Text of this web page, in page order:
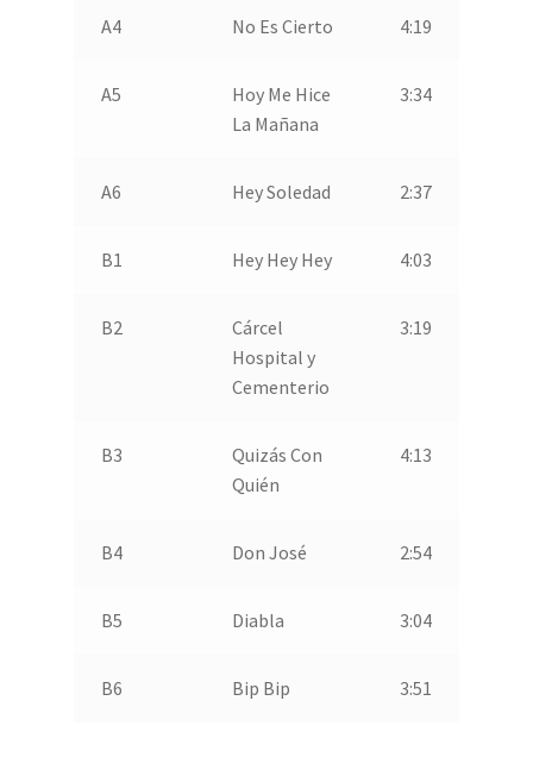
A4 No Es Cierto 4:19
A5
Hoy Me Hice
La Mañana
3:34
A6 Hey Soledad 2:37
B1 Hey Hey Hey 4:03
B2
Cárcel
Hospital y
Cementerio
3:19
B3
Quizás Con
Quién
4:13
B4 Don José 2:54
B5 Diabla 3:04
B6 Bip Bip 3:51